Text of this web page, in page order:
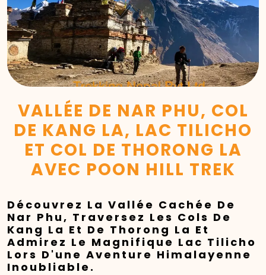
VALLÉE DE NAR PHU, COL
DE KANG LA, LAC TILICHO
ET COL DE THORONG LA
AVEC POON HILL TREK
Découvrez La Vallée Cachée De
Nar Phu, Traversez Les Cols De
Kang La Et De Thorong La Et
Admirez Le Magnifique Lac Tilicho
Lors D'une Aventure Himalayenne
Inoubliable.